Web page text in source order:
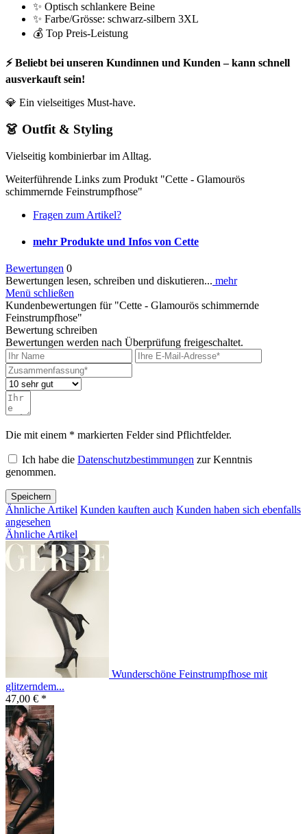
✨ Optisch schlankere Beine
✨ Farbe/Grösse: schwarz-silbern 3XL
💰 Top Preis-Leistung
⚡ Beliebt bei unseren Kundinnen und Kunden – kann schnell
ausverkauft sein!
💎 Ein vielseitiges Must-have.
👗 Outfit & Styling
Vielseitig kombinierbar im Alltag.
Weiterführende Links zum Produkt "Cette - Glamourös
schimmernde Feinstrumpfhose"
Fragen zum Artikel?
mehr Produkte und Infos von Cette
Bewertungen 0
Bewertungen lesen, schreiben und diskutieren... mehr
Menü schließen
Kundenbewertungen für "Cette - Glamourös schimmernde
Feinstrumpfhose"
Bewertung schreiben
Bewertungen werden nach Überprüfung freigeschaltet.
Die mit einem * markierten Felder sind Pflichtfelder.
Ich habe die Datenschutzbestimmungen zur Kenntnis
genommen.
Speichern
Ähnliche Artikel Kunden kauften auch Kunden haben sich ebenfalls
angesehen
Ähnliche Artikel
Wunderschöne Feinstrumpfhose mit
glitzerndem...
47,00 € *